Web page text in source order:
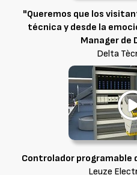
"Queremos que los
técnica y desde la
Manager de
Delta
Controlador programable
Leuze